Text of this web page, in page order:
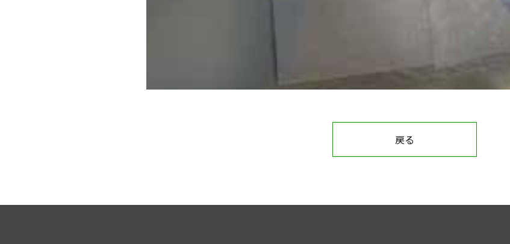
戻る